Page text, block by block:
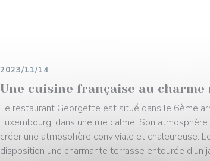
Une cuisine française au
2023/11/14
Le restaurant Georgette est situé dans le 6ème
Luxembourg, dans une rue calme. Son
créer une atmosphère conviviale et chaleureuse.
disposition une charmante terrasse entourée d'un